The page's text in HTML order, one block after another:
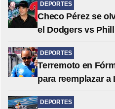
DEPORTES
Checo Pérez se
el Dodgers vs
DEPORTES
Terremoto en
para reemplazar
DEPORTES